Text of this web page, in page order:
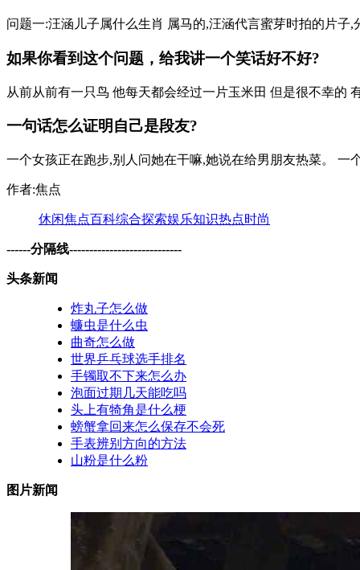
问题一:汪涵儿子属什么生肖 属马的,汪涵代言蜜芽时拍的片
如果你看到这个问题，给我讲一个笑话好不好?
从前从前有一只鸟 他每天都会经过一片玉米田 但是很不幸
一句话怎么证明自己是段友?
一个女孩正在跑步,别人问她在干嘛,她说在给男朋友热菜。 一
作者:焦点
休闲焦点百科综合探索娱乐知识热点时尚
------分隔线----------------------------
头条新闻
炸丸子怎么做
蠊虫是什么虫
曲奇怎么做
世界乒乓球选手排名
手镯取不下来怎么办
泡面过期几天能吃吗
头上有犄角是什么梗
螃蟹拿回来怎么保存不会死
手表辨别方向的方法
山粉是什么粉
图片新闻